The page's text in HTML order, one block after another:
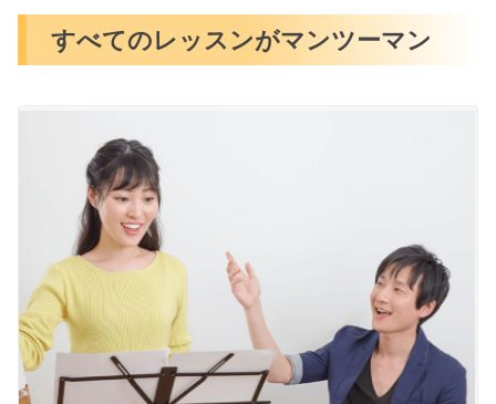
すべてのレッスンがマンツーマン